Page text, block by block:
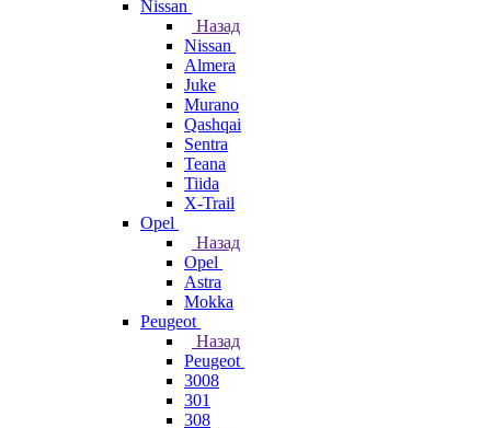
Nissan
Назад
Nissan
Almera
Juke
Murano
Qashqai
Sentra
Teana
Tiida
X-Trail
Opel
Назад
Opel
Astra
Mokka
Peugeot
Назад
Peugeot
3008
301
308